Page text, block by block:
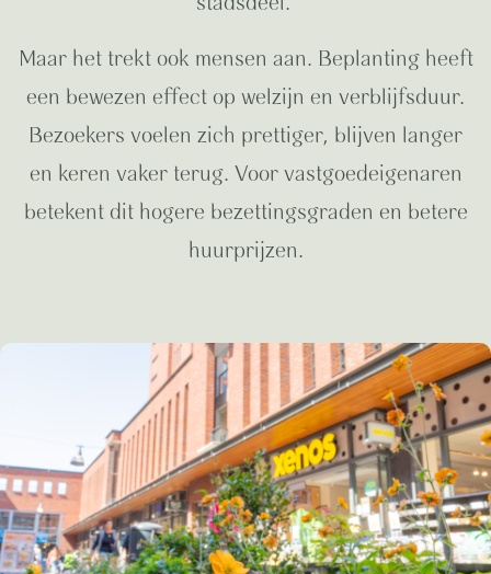
Maar het trekt ook mensen aan. Beplanting heeft
een bewezen effect op welzijn en verblijfsduur.
Bezoekers voelen zich prettiger, blijven langer
en keren vaker terug. Voor vastgoedeigenaren
betekent dit hogere bezettingsgraden en betere
huurprijzen.